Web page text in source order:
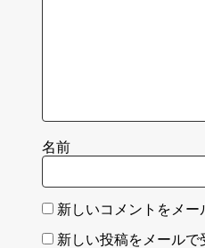
名前
新しいコメントをメー
新しい投稿をメールで